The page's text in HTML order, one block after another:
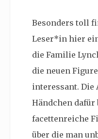
Besonders toll
Leser*in hier
die Familie
die neuen
interessant. Die
Händchen dafür
facettenreiche
über die man